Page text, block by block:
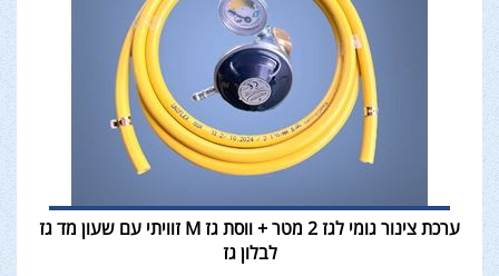
ערכת צינור גומי לגז 2 מטר + ווסת גז M זוויתי עם שעון מד גז
לבלון גז